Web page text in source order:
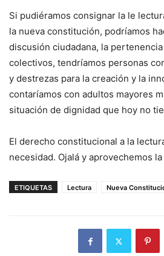
Si pudiéramos consignar la le
la nueva constitución, podríamos
discusión ciudadana, la
colectivos, tendríamos personas
y destrezas para la creación y la
contaríamos con adultos mayores
situación de dignidad que hoy no
El derecho constitucional a la
necesidad. Ojalá y aprovechemos
ETIQUETAS Lectura Nueva